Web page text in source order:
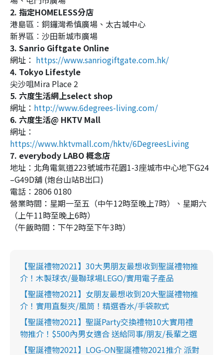
2. 指定HOMELESS分店
港島區︰銅鑼灣希慎廣場、太古城中心
新界區︰沙田新城市廣場
3. Sanrio Giftgate Online
網址： https://www.sanriogiftgate.com.hk/
4. Tokyo Lifestyle
尖沙咀Mira Place 2
5. 六度生活網上select shop
網址： http://www.6degrees-living.com/
6. 六度生活@ HKTV Mall
網址：
https://www.hktvmall.com/hktv/6DegreesLiving
7. everybody LABO 概念店
地址：北角電氣道223號城市花園1-3座城市中心地下G24
–G49D舖 (炮台山站B出口)
電話：2806 0180
營業時間：星期一至五（中午12時至晚上7時）、星期六
（上午11時至晚上6時）
（午飯時間：下午2時至下午3時）
【聖誕禮物2021】30大男朋友最想收到聖誕禮物推
介！木製球衣/曼聯球場LEGO/實用電子產品
【聖誕禮物2021】女朋友最想收到20大聖誕禮物推
介！實用直髮夾/風筒！精選香水/手袋款式
【聖誕禮物2021】聖誕Party交換禮物10大實用禮
物推介！$500內男女適合 送給同事/朋友/長輩之選
【聖誕禮物2021】LOG-ON聖誕禮物2021推介 派對